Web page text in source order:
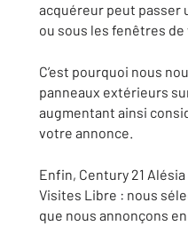
acquéreur peut passer
ou sous les fenêtres
C’est pourquoi nous
panneaux extérieurs
augmentant ainsi
votre annonce.
Enfin, Century 21
Visites Libre : nous
que nous annonçons